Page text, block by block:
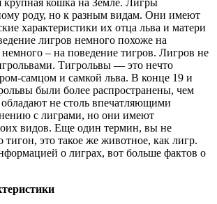
роду, но к разным видам. Они имеют
характеристики их отца льва и матери
лигров немного похоже на
– на поведение тигров. Лигров не
Тигрольвы — это нечто
самцом и самкой льва. В конце 19 и
были более распространены, чем
не столь впечатляющими
с лиграми, но они имеют
видов. Еще один термин, вы не
тигон, это такое же животное, как лигр.
о лиграх, вот больше фактов о